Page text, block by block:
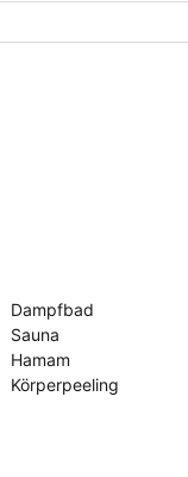
Dampfbad
Sauna
Hamam
Körperpeeling